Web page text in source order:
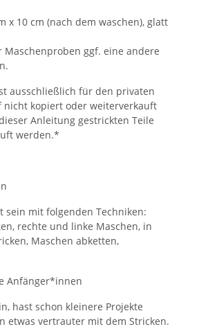
x 10 cm (nach dem waschen), glatt
Maschenproben ggf. eine andere
ausschließlich für den privaten
nicht kopiert oder weiterverkauft
Anleitung gestrickten Teile
werden.*
sein mit folgenden Techniken:
rechte und linke Maschen, in
Maschen abketten,
Anfänger*innen
hast schon kleinere Projekte
etwas vertrauter mit dem Stricken.